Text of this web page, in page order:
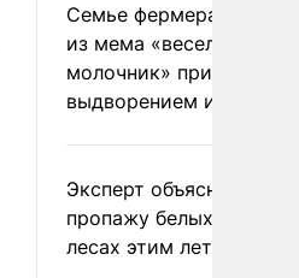
Семье фермера
из мема «веселый
молочник» пригрозили
выдворением из
Эксперт объяснил
пропажу белых грибов
лесах этим летом